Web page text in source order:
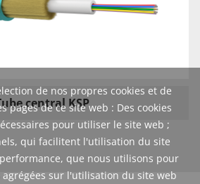
de nos propres cookies et de
pages de ce site web : Des cookies
pour utiliser le site web ;
qui facilitent l'utilisation du site
que nous utilisons pour
sur l'utilisation du site web
central KSP